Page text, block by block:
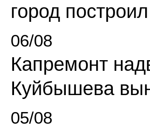
город
06/08
Капремонт
Куйбышева
05/08